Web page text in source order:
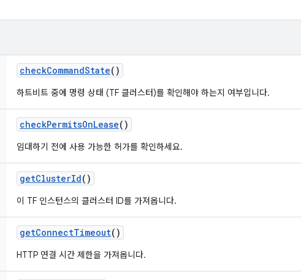
checkCommandState()
하트비트 중에 명령 상태 (TF 클러스터)를 확인해야 하는지 여부입니다.
checkPermitsOnLease()
임대하기 전에 사용 가능한 허가를 확인하세요.
getClusterId()
이 TF 인스턴스의 클러스터 ID를 가져옵니다.
getConnectTimeout()
HTTP 연결 시간 제한을 가져옵니다.